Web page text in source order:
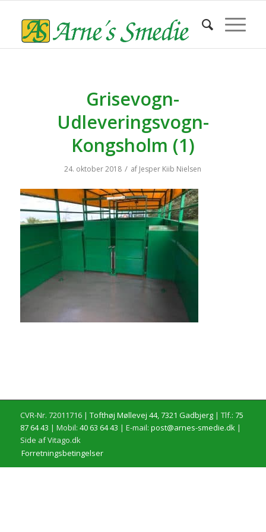
Grisevogn-
Udleveringsvogn-
Kongsholm (1)
24. oktober 2018 / af Jesper Kiib Nielsen
CVR-Nr. 72011716 | Tofthøj Møllevej 44, 7321 Gadbjerg| Tlf.: 75
87 64 43 | Mobil: 40 63 64 43 | E-mail: post@arnes-smedie.dk|
Side af Vitago.dk
Forretningsbetingelser